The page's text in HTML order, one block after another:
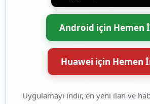
Android için Hemen
Huawei için Hemen
Uygulamayı indir, en yeni ilan ve